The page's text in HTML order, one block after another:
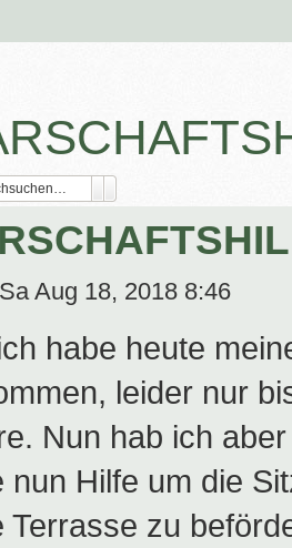
Sa Aug 18, 2018 8:46
habe heute
leider nur
Nun hab ich
nun Hilfe um die
Terrasse zu